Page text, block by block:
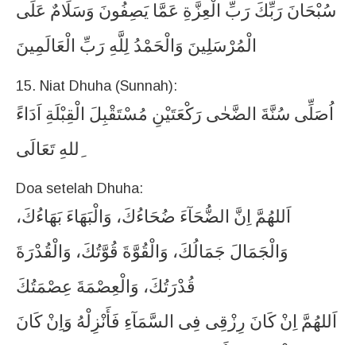
سُبْحَانَ رَبِّكَ رَبِّ الْعِزَّةِ عَمَّا يَصِفُونَ وَسَلَامٌ عَلَى
الْمُرْسَلِينَ وَالْحَمْدُ لِلَّهِ رَبِّ الْعَالَمِينَ
15. Niat Dhuha (Sunnah):
اُصَلِّى سُنَّةَ الضَّحٰى رَكْعَتَيْنِ مُسْتَقْبِلَ الْقِبْلَةِ اَدَاءً
ِللهِ تَعَالَى
Doa setelah Dhuha:
اَللهُمَّ اِنَّ الضُّحَآءَ ضُحَاءُكَ، وَالْبَهَاءَ بَهَاءُكَ،
وَالْجَمَالَ جَمَالُكَ، وَالْقُوَّةَ قُوَّتُكَ، وَالْقُدْرَةَ
قُدْرَتُكَ، وَالْعِصْمَةَ عِصْمَتُكَ
اَللهُمَّ اِنْ كَانَ رِزْقِى فِى السَّمَآءِ فَأَنْزِلْهُ وَاِنْ كَانَ